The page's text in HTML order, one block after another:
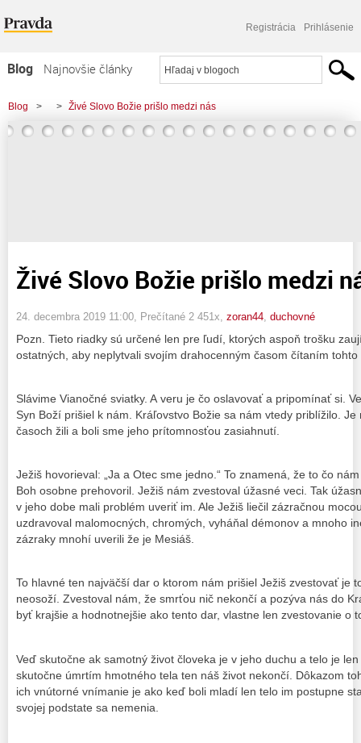
Registrácia Prihlásenie
Blog
Najnovšie články
Najčítanejšie články
Najkomentovanejšie články
Blog > > Živé Slovo Božie prišlo medzi nás
Živé Slovo Božie prišlo medzi
24. decembra 2019 11:00 , Prečítané 2 451x, zoran44 duchovné
Pozn. Tieto riadky sú určené len pre ľudí, ktorých aspoň trošku
ostatných, aby neplytvali svojím drahocenným časom čítaním tohto
Slávime Vianočné sviatky. A veru je čo oslavovať a pripomínať si.
Syn Boží prišiel k nám. Kráľovstvo Božie sa nám vtedy priblížilo.
časoch žili a boli sme jeho prítomnosťou zasiahnutí.
Ježiš hovorieval: „Ja a Otec sme jedno.“ To znamená, že to čo
Boh osobne prehovoril. Ježiš nám zvestoval úžasné veci. Tak
v jeho dobe mali problém uveriť im. Ale Ježiš liečil zázračnou
uzdravoval malomocných, chromých, vyháňal démonov a mnoho
zázraky mnohí uverili že je Mesiáš.
To hlavné ten najväčší dar o ktorom nám prišiel Ježiš zvestovať je
neosoží. Zvestoval nám, že smrťou nič nekončí a pozýva nás do
byť krajšie a hodnotnejšie ako tento dar, vlastne len zvestovanie o
Veď skutočne ak samotný život človeka je v jeho duchu a telo je
skutočne úmrtím hmotného tela ten náš život nekončí. Dôkazom
ich vnútorné vnímanie je ako keď boli mladí len telo im postupne
svojej podstate sa nemenia.